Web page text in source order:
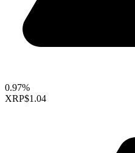
0.97%
XRP$1.04